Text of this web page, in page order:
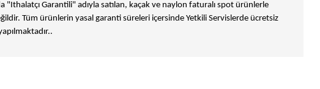
"Ithalatçı Garantili" adıyla satılan, kaçak ve naylon faturalı spot ürünlerle
Tüm ürünlerin yasal garanti süreleri içersinde Yetkili Servislerde ücretsiz